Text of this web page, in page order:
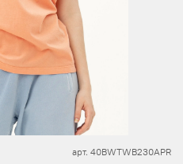
арт. 40BWTWB230APR